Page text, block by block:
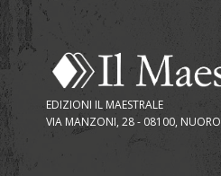
EDIZIONI IL MAESTRALE
VIA MANZONI, 28 - 08100, NUORO